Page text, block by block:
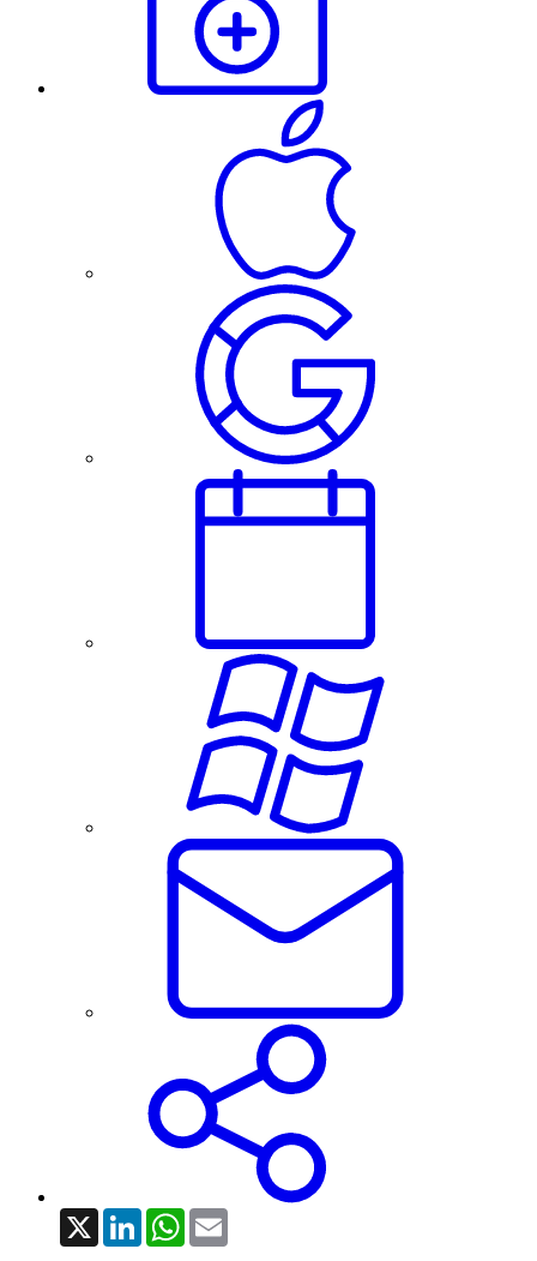
X LinkedInWhatsApp